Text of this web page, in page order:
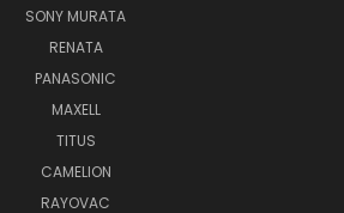
SONY MURATA
RENATA
PANASONIC
MAXELL
TITUS
CAMELION
RAYOVAC